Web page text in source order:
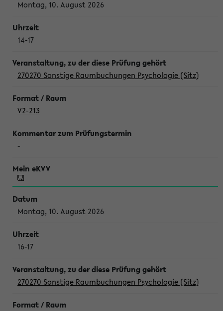
Montag, 10. August 2026
14-17
270270 Sonstige Raumbuchungen Psychologie (Sitz)
V2-213
-
Montag, 10. August 2026
16-17
270270 Sonstige Raumbuchungen Psychologie (Sitz)